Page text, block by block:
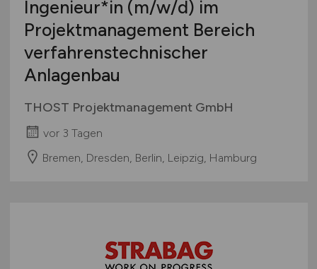
Ingenieur*in (m/w/d) im
Projektmanagement Bereich
verfahrenstechnischer
Anlagenbau
THOST Projektmanagement GmbH
vor 3 Tagen
Bremen, Dresden, Berlin, Leipzig, Hamburg